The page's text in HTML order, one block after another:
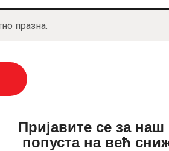
празна.
Пријавите се за
попуста на већ